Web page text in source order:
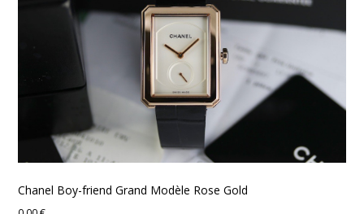
Chanel Boy-friend Grand Modèle Rose Gold